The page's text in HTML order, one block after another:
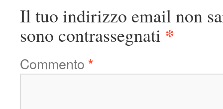
Il tuo indirizzo email non
sono contrassegnati *
Commento *